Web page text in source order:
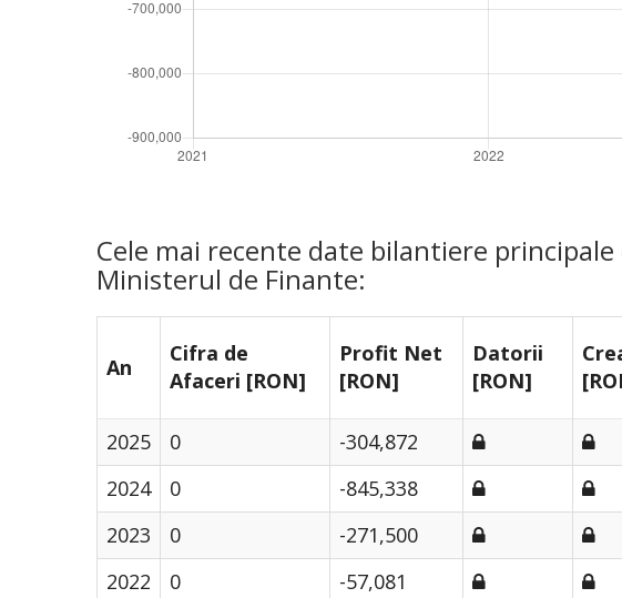
Cele mai recente date bilantiere principale
Ministerul de Finante:
An
Cifra de
Afaceri [RON]
Profit Net
[RON]
Datorii
[RON]
2025 0
-304,872
2024
0
-845,338
2023
0
-271,500
2022
0
-57,081